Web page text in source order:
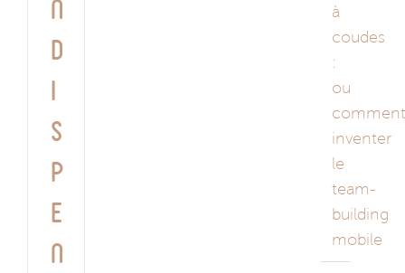
n
d
s
p
e
n
à
coudes
:
ou
comment
inventer
le
team-
building
mobile